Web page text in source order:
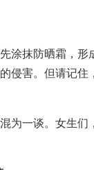
涂抹防晒霜，
侵害。但请记
为一谈。女生